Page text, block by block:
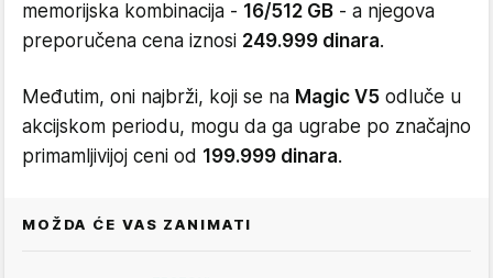
memorijska kombinacija - 16/512 GB - a njegova
preporučena cena iznosi 249.999 dinara.
Međutim, oni najbrži, koji se na Magic V5 odluče u
akcijskom periodu, mogu da ga ugrabe po značajno
primamljivijoj ceni od 199.999 dinara.
MOŽDA ĆE VAS ZANIMATI